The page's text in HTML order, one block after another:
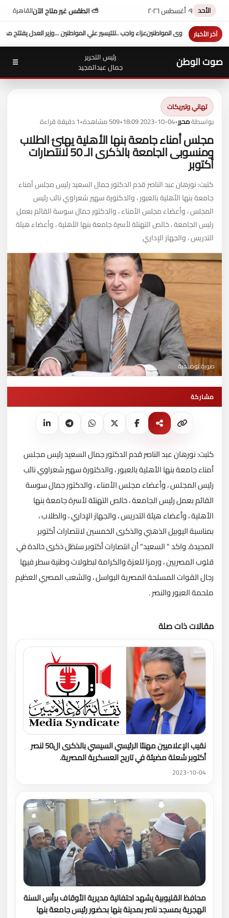
الأحد ٠٩ أغسطس ٢٠٢٦ ⛅ الطقس غير متاح الآنالقاهرة
آخر الأخبار
د. طه محمد أبو الشيخ يكتب :علي المواطنين ...وزير العدل يفتتح محكمة بورفؤاد الجزئية
صوت الوطن
رئيس التحرير
جمال عبدالمجيد
☰
تهاني وتبريكات
بواسطةمحرر•
2023-10-04 18:09
•509 مشاهدة •1 دقيقة قراءة
مجلس أمناء جامعة بنها الأهلية يهنئ الطلاب
ومنسوبى الجامعة بالذكرى الـ 50 لانتصارات
أكتوبر
كتبت: نورهان عبد الناصر قدم الدكتور جمال السعيد رئيس مجلس أمناء
جامعة بنها الأهلية بالعبور ، والدكتورة سهير شعراوي نائب رئيس
المجلس ، وأعضاء مجلس الأمناء ، والدكتور جمال سوسة القائم بعمل
رئيس الجامعة ، خالص التهنئة لأسرة جامعة بنها الأهلية ، وأعضاء هيئة
التدريس ، والجهاز الإداري
صورة توضيحية
مشاركة
كتبت: نورهان عبد الناصر قدم الدكتور جمال السعيد رئيس مجلس
أمناء جامعة بنها الأهلية بالعبور ، والدكتورة سهير شعراوي نائب
رئيس المجلس ، وأعضاء مجلس الأمناء ، والدكتور جمال سوسة
القائم بعمل رئيس الجامعة ، خالص التهنئة لأسرة جامعة بنها
الأهلية ، وأعضاء هيئة التدريس ، والجهاز الإداري ، والطلاب ،
بمناسبة اليوبيل الذهبي والذكرى الخمسين لانتصارات أكتوبر
المجيدة. واكد " السعيد" أن انتصارات أكتوبر ستظل ذكرى خالدة في
قلوب المصريين ، ورمزا للعزة والكرامة لبطولات وطنية سطر فيها
رجال القوات المسلحة المصرية البواسل ، والشعب المصري العظيم
ملحمة العبور والنصر .
مقالات ذات صلة
نقيب الإعلاميين مهنئا الرئيسي السيسي بالذكرى ال50 لنصر
أكتوبر شعلة مضيئة في تاريح العسكرية المصرية.
2023-10-04
محافظ القليوبية يشهد احتفالية مديرية الأوقاف برأس السنة
الهجرية بمسجد ناصر بمدينة بنها بحضور رئيس جامعة بنها